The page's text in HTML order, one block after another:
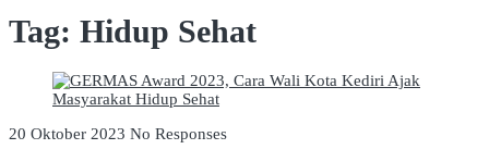
Tag: Hidup Sehat
20 Oktober 2023 No Responses